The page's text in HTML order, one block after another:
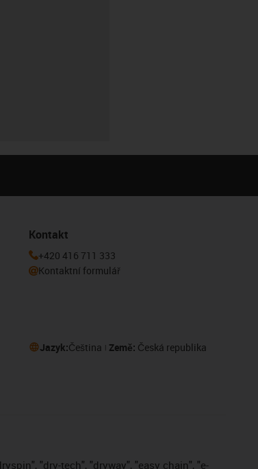
Kontakt
+420 416 711 333
Kontaktní formulář
Jazyk:Čeština Země: Česká republika
"dry-tech", "dryway", "easy chain", "e-